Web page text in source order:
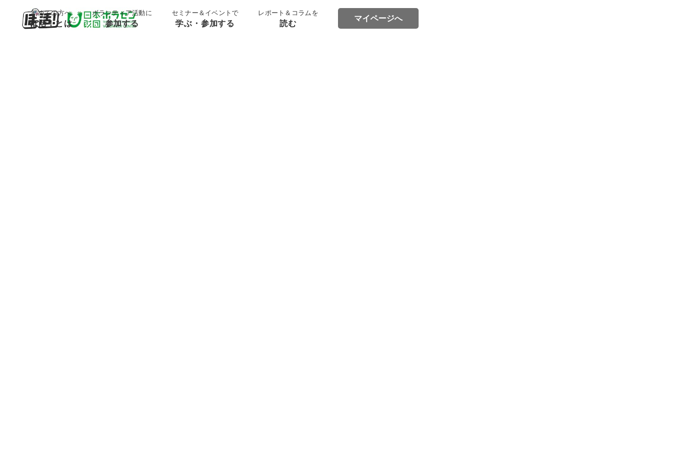
初めての方へ
ぼ活！とは
ボランティア活動に
参加する
セミナー＆イベントで
学ぶ・参加する
レポート＆コラムを
読む
マイページへ